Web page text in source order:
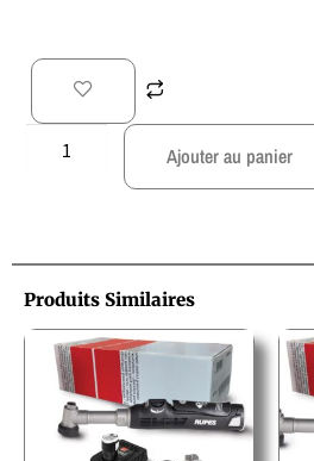
Ajouter au panier
Produits Similaires